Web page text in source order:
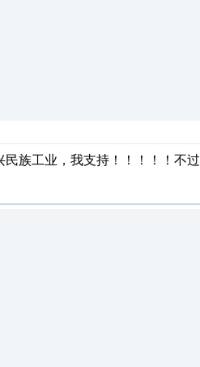
族工业，我支持！！！！！不